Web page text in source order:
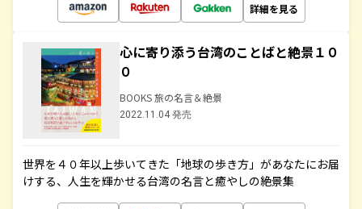
詳細を見る
心に寄り添う台湾のことばと絶景１０
０
BOOKS 旅の名言＆絶景
2022.11.04 発売
世界を４０年以上歩いてきた「地球の歩き方」があなたにお届
けする、人生を輝かせる台湾の名言と癒やしの絶景集